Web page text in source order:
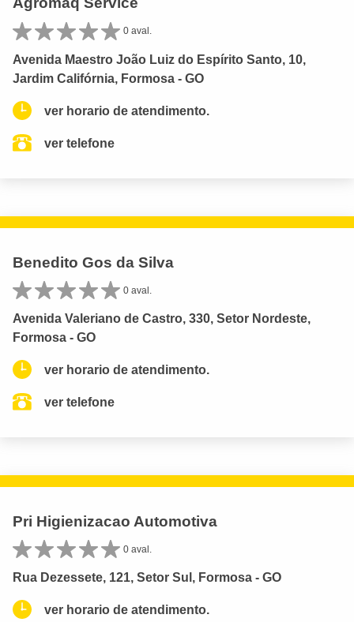
0 aval.
Avenida Maestro João Luiz do Espírito Santo, 10,
Jardim Califórnia, Formosa - GO
ver horario de atendimento.
ver telefone
Benedito Gos da Silva
0 aval.
Avenida Valeriano de Castro, 330, Setor Nordeste,
Formosa - GO
ver horario de atendimento.
ver telefone
Pri Higienizacao Automotiva
0 aval.
Rua Dezessete, 121, Setor Sul, Formosa - GO
ver horario de atendimento.